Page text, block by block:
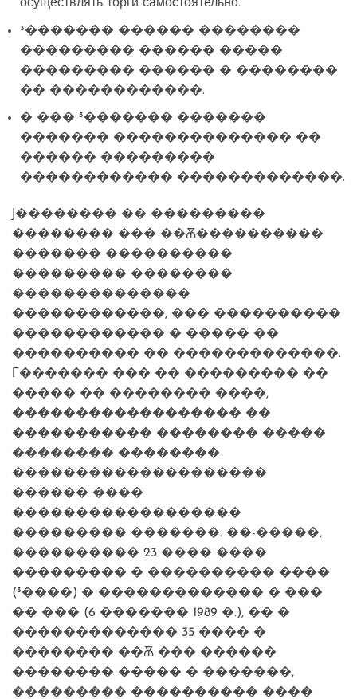
осуществлять торги самостоятельно.
³������� ������ ��������
��������� ������ �����
��������� ������ � ��������
�� ������������.
� ��� ³������� �������
������� �������������� ��
������ ���������
������������ �������������.
Ϳ�������� �� ���������
�������� ��� ��Ѫ����������
������� ����������
��������� ��������
��������������
������������, ��� ����������
������������ � ����� ��
���������� �� �������������.
Г������� ��� �� ��������� ��
����� �� �������� ����,
������������������ ��
����������� �������� �����
�������� ��������-
��������������������
������ ����
������������������
��������� �������. ��-�����,
���������� 23 ���� ����
��������� � ���������� ����
(³����) � ������������� � ���
�� ��� (6 ������� 1989 �.), �� �
������������� 35 ���� �
�������� ��Ѫ ��� ������
�������� ����� � �������,
��������� ���������� ����